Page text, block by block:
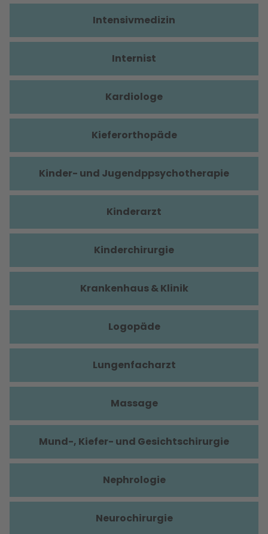
Intensivmedizin
Internist
Kardiologe
Kieferorthopäde
Kinder- und Jugendppsychotherapie
Kinderarzt
Kinderchirurgie
Krankenhaus & Klinik
Logopäde
Lungenfacharzt
Massage
Mund-, Kiefer- und Gesichtschirurgie
Nephrologie
Neurochirurgie